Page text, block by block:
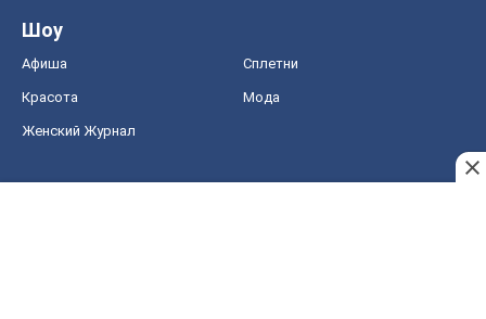
Шоу
Афиша Сплетни
Красота Мода
Женский Журнал